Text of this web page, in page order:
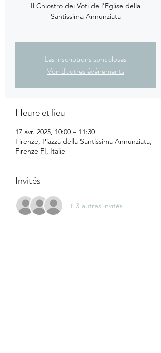
Il Chiostro dei Voti de l'Eglise della
Santissima Annunziata
Les inscriptions sont closes
Voir d'autres événements
Heure et lieu
17 avr. 2025, 10:00 – 11:30
Firenze, Piazza della Santissima Annunziata,
Firenze FI, Italie
Invités
+ 3 autres invités